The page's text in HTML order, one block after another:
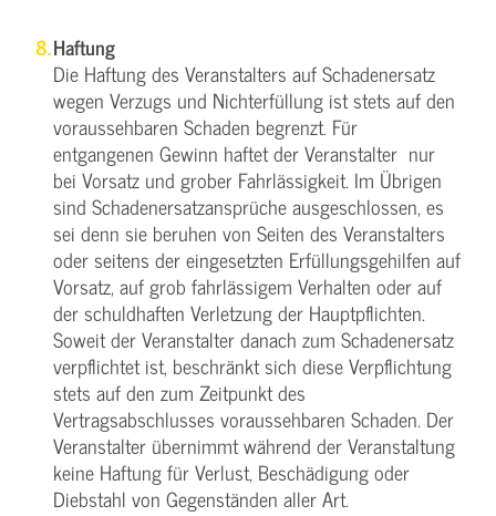
Haftung
Die Haftung des Veranstalters auf Schadenersatz
wegen Verzugs und Nichterfüllung ist stets auf den
voraussehbaren Schaden begrenzt. Für
entgangenen Gewinn haftet der Veranstalter nur
bei Vorsatz und grober Fahrlässigkeit. Im Übrigen
sind Schadenersatzansprüche ausgeschlossen, es
sei denn sie beruhen von Seiten des Veranstalters
oder seitens der eingesetzten Erfüllungsgehilfen auf
Vorsatz, auf grob fahrlässigem Verhalten oder auf
der schuldhaften Verletzung der Hauptpflichten.
Soweit der Veranstalter danach zum Schadenersatz
verpflichtet ist, beschränkt sich diese Verpflichtung
stets auf den zum Zeitpunkt des
Vertragsabschlusses voraussehbaren Schaden. Der
Veranstalter übernimmt während der Veranstaltung
keine Haftung für Verlust, Beschädigung oder
Diebstahl von Gegenständen aller Art.